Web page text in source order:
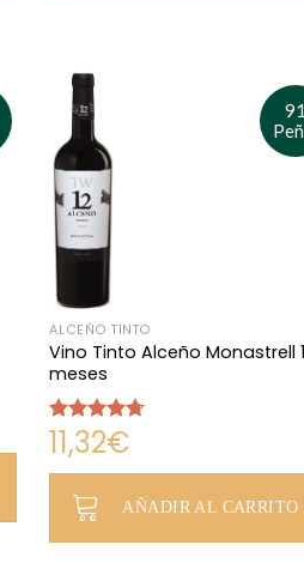
91
ALCEÑO TINTO
Vino Tinto Alceño Monastrell
meses
Valorado
con4.67
de 5
11,32€
AÑADIR AL CARRITO